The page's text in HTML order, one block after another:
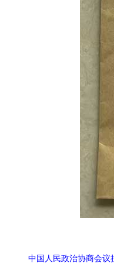
中国人民政治协商会